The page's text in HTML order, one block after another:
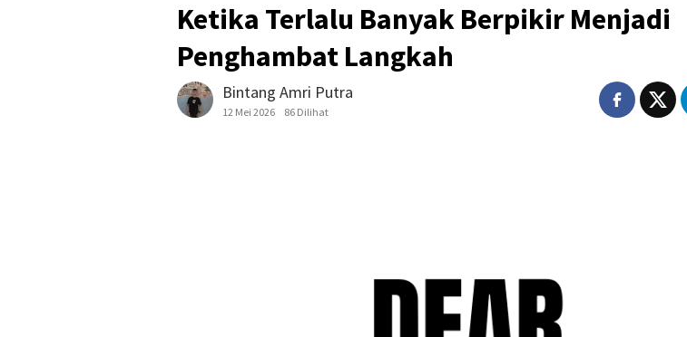
Ketika Terlalu Banyak Berpikir Menjadi
Penghambat Langkah
Bintang Amri Putra
12 Mei 2026 86 Dilihat